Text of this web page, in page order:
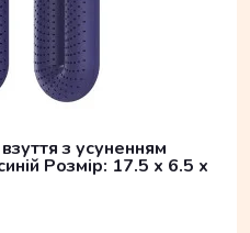
з усуненням
Розмір: 17.5 x 6.5 x